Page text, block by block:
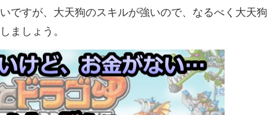
ですが、大天狗のスキルが強いので、なるべく大天狗
ましょう。